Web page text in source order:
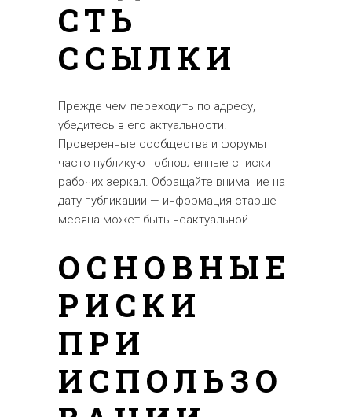
СТЬ
ССЫЛКИ
Прежде чем переходить по адресу,
убедитесь в его актуальности.
Проверенные сообщества и форумы
часто публикуют обновленные списки
рабочих зеркал. Обращайте внимание на
дату публикации — информация старше
месяца может быть неактуальной.
ОСНОВНЫЕ
РИСКИ
ПРИ
ИСПОЛЬЗО